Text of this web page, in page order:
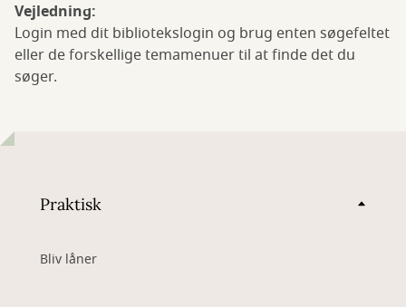
Vejledning:
Login med dit bibliotekslogin og brug enten søgefeltet
eller de forskellige temamenuer til at finde det du
søger.
Praktisk
Bliv låner